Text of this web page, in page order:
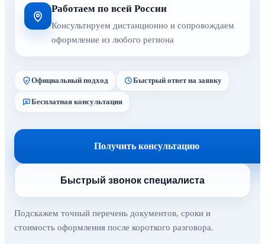
Работаем по всей России
Консультируем дистанционно и сопровождаем
оформление из любого региона
Официальный подход Быстрый ответ на заявку
Бесплатная консультация
Получить консультацию
Быстрый звонок специалиста
Подскажем точный перечень документов, сроки и
стоимость оформления после короткого разговора.